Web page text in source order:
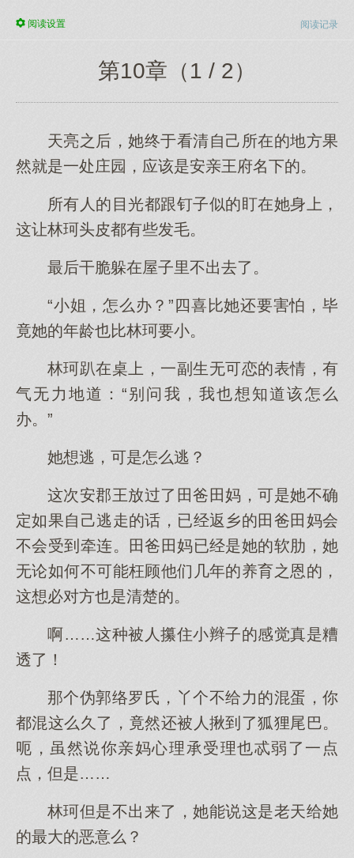
阅读记录
阅读设置
第10章（1 / 2）
天亮之后，她终于看清自己所在的地方果
然就是一处庄园，应该是安亲王府名下的。
所有人的目光都跟钉子似的盯在她身上，
这让林珂头皮都有些发毛。
最后干脆躲在屋子里不出去了。
“小姐，怎么办？”四喜比她还要害怕，毕
竟她的年龄也比林珂要小。
林珂趴在桌上，一副生无可恋的表情，有
气无力地道：“别问我，我也想知道该怎么
办。”
她想逃，可是怎么逃？
这次安郡王放过了田爸田妈，可是她不确
定如果自己逃走的话，已经返乡的田爸田妈会
不会受到牵连。田爸田妈已经是她的软肋，她
无论如何不可能枉顾他们几年的养育之恩的，
这想必对方也是清楚的。
啊……这种被人攥住小辫子的感觉真是糟
透了！
那个伪郭络罗氏，丫个不给力的混蛋，你
都混这么久了，竟然还被人揪到了狐狸尾巴。
呃，虽然说你亲妈心理承受理也忒弱了一点
点，但是……
林珂但是不出来了，她能说这是老天给她
的最大的恶意么？